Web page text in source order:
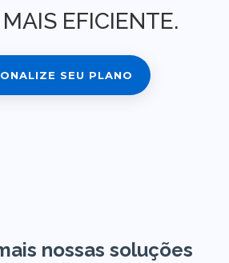
EFICIENTE.
SEU PLANO
nossas soluções